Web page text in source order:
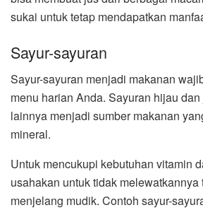
sukai untuk tetap mendapatkan
Sayur-sayuran
Sayur-sayuran menjadi makanan
menu harian Anda. Sayuran hijau
lainnya menjadi sumber makanan
mineral.
Untuk mencukupi kebutuhan vitamin
usahakan untuk tidak melewatkannya
menjelang mudik. Contoh sayur-